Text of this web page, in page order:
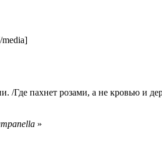
/Где пахнет розами, а не кровью и
»